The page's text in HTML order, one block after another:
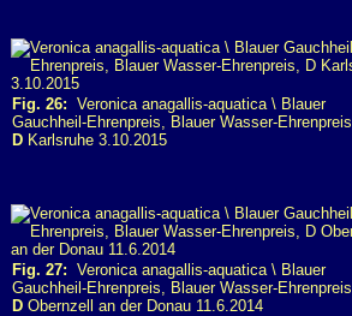
Fig. 26: Veronica anagallis-aquatica \ Blauer
Gauchheil-Ehrenpreis, Blauer Wasser-Ehrenpreis
D Karlsruhe 3.10.2015
Fig. 27: Veronica anagallis-aquatica \ Blauer
Gauchheil-Ehrenpreis, Blauer Wasser-Ehrenpreis
D Obernzell an der Donau 11.6.2014